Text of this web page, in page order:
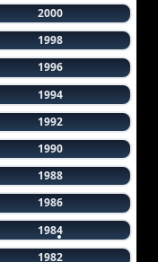
2000
1998
1996
1994
1992
1990
1988
1986
1984
1982